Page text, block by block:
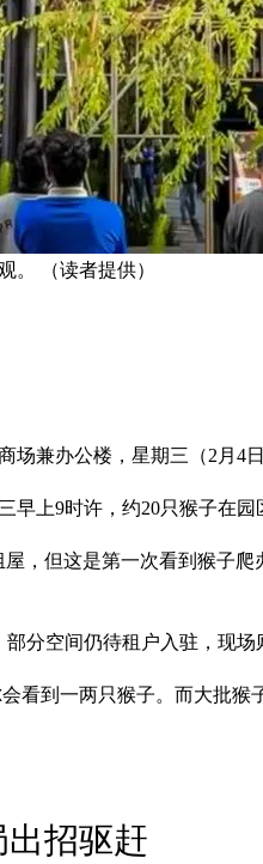
。 （读者提供）
场兼办公楼，星期三（2月4
早上9时许，约20只猴子在
，但这是第一次看到猴子爬
分空间仍待租户入驻，现
看到一两只猴子。而大批猴
招驱赶